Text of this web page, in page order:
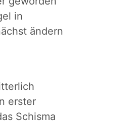
in
ändern
erster
Schisma